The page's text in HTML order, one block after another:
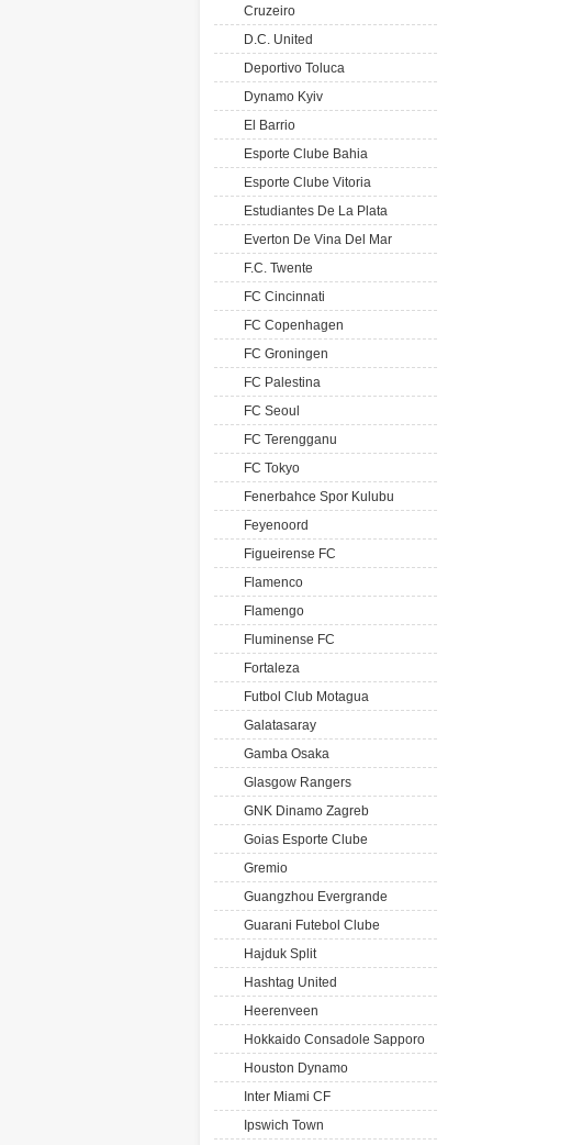
Cruzeiro
D.C. United
Deportivo Toluca
Dynamo Kyiv
El Barrio
Esporte Clube Bahia
Esporte Clube Vitoria
Estudiantes De La Plata
Everton De Vina Del Mar
F.C. Twente
FC Cincinnati
FC Copenhagen
FC Groningen
FC Palestina
FC Seoul
FC Terengganu
FC Tokyo
Fenerbahce Spor Kulubu
Feyenoord
Figueirense FC
Flamenco
Flamengo
Fluminense FC
Fortaleza
Futbol Club Motagua
Galatasaray
Gamba Osaka
Glasgow Rangers
GNK Dinamo Zagreb
Goias Esporte Clube
Gremio
Guangzhou Evergrande
Guarani Futebol Clube
Hajduk Split
Hashtag United
Heerenveen
Hokkaido Consadole Sapporo
Houston Dynamo
Inter Miami CF
Ipswich Town